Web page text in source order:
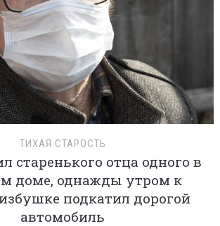
ТИХАЯ СТАРОСТЬ
старенького отца одного в
доме, однажды утром к
подкатил дорогой
автомобиль